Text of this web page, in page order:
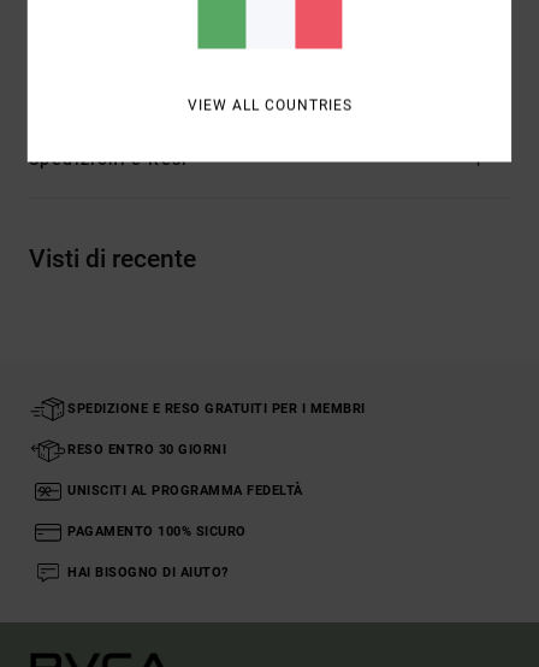
Spedizioni e Resi
Visti di recente
SPEDIZIONE E RESO GRATUITI PER I MEMBRI
RESO ENTRO 30 GIORNI
UNISCITI AL PROGRAMMA FEDELTÀ
PAGAMENTO 100% SICURO
HAI BISOGNO DI AIUTO?
VIEW ALL COUNTRIES